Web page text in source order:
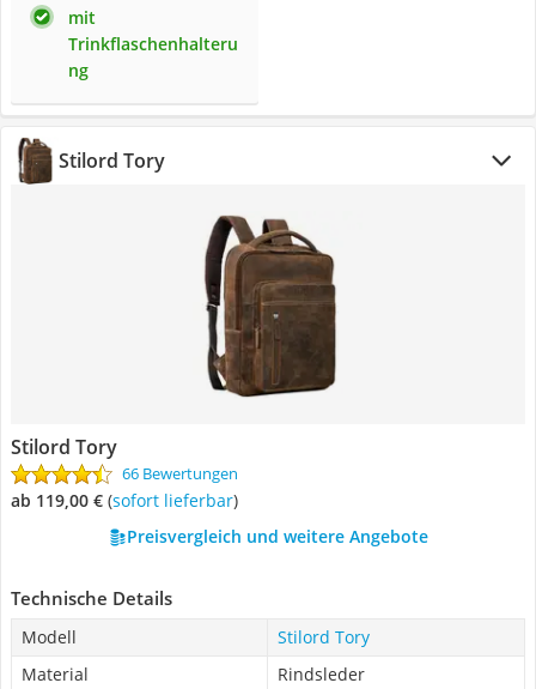
mit
Trinkflaschenhalteru
ng
Stilord Tory
Stilord Tory
66 Bewertungen
ab 119,00 € ( Sofort lieferbar)
Preisvergleich und weitere Angebote
Technische Details
Modell
Stilord Tory
Material
Rindsleder